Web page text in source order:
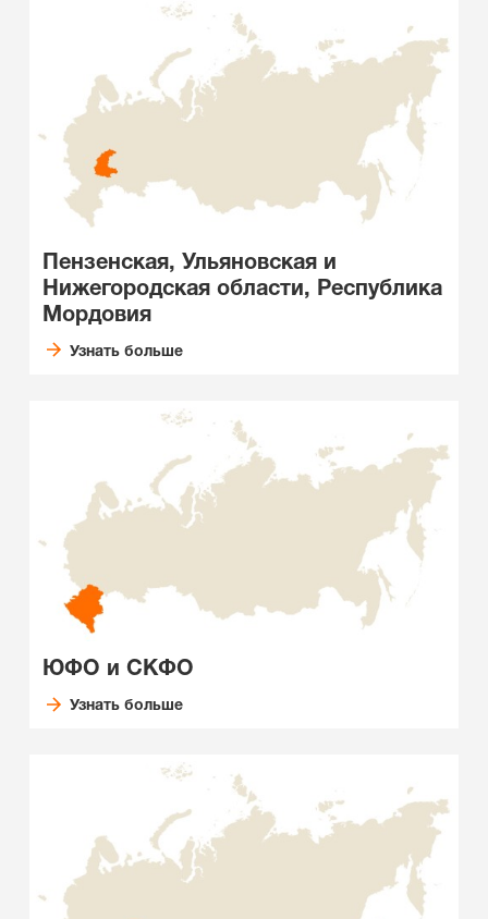
Пензенская, Ульяновская и
Нижегородская области, Республика
Мордовия
Узнать больше
ЮФО и СКФО
Узнать больше